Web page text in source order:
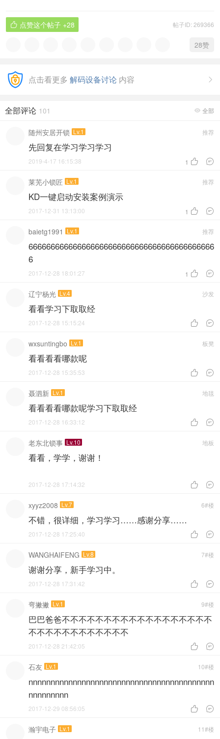
帖子ID: 269366
 点赞这个帖子 +28
28赞

点击看更多 解码设备讨论 内容
 全部
全部评论 101
推荐
随州安居开锁 Lv.1
先回复在学习学习学习
1  
2019-4-17 16:15:38
推荐
莱芜小锁匠 Lv.1
KD一键启动安装案例演示
1  
2017-12-31 13:13:00
推荐
baietg1991 Lv.1
666666666666666666666666666666666666666666
6
1  
2017-12-28 18:01:27
沙发
辽宁杨光 Lv.4
看看学习下取取经
 
2017-12-28 15:15:24
板凳
wxsuntingbo Lv.1
看看看看哪款呢
 
2017-12-28 15:35:53
地毯
聂泗新 Lv.1
看看看看哪款呢学习下取取经
 
2017-12-28 16:33:12
地板
老东北锁事 Lv.10
看看，学学，谢谢！
 
2017-12-28 17:14:32
6#楼
xyyz2008 Lv.7
不错，很详细，学习学习……感谢分享……
 
2017-12-28 17:25:40
7#楼
WANGHAIFENG Lv.8
谢谢分享，新手学习中。
 
2017-12-28 17:31:42
9#楼
弯撇撇 Lv.1
巴巴爸爸不不不不不不不不不不不不不不不不不不
不不不不不不不不不不不不
 
2017-12-28 21:42:05
10#楼
石友 Lv.1
nnnnnnnnnnnnnnnnnnnnnnnnnnnnnnnnnnnnnnnnnn
nnnnnnnnn
 
2017-12-29 08:56:05
11#楼
瀚宇电子 Lv.1